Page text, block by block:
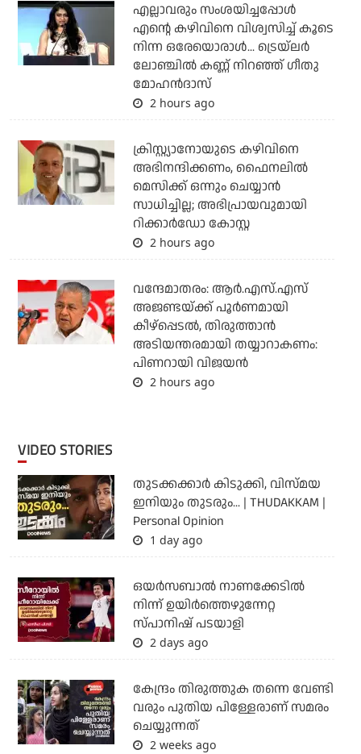
എല്ലാവരും സംശയിച്ചപ്പോള്‍
എന്റെ കഴിവിനെ വിശ്വസിച്ച് കൂടെ
നിന്ന ഒരേയൊരാള്‍... ട്രെയ്‌ലര്‍
ലോഞ്ചില്‍ കണ്ണ് നിറഞ്ഞ് ഗീതു
മോഹന്‍ദാസ്
2 hours ago
ക്രിസ്റ്റ്യാനോയുടെ കഴിവിനെ
അഭിനന്ദിക്കണം, ഫൈനലില്‍
മെസിക്ക് ഒന്നും ചെയ്യാന്‍
സാധിച്ചില്ല; അഭിപ്രായവുമായി
റിക്കാര്‍ഡോ കോസ്റ്റ
2 hours ago
വന്ദേമാതരം: ആര്‍.എസ്.എസ്
അജണ്ടയ്ക്ക് പൂര്‍ണമായി
കീഴ്‌പ്പെടല്‍, തിരുത്താന്‍
അടിയന്തരമായി തയ്യാറാകണം:
പിണറായി വിജയന്‍
2 hours ago
VIDEO STORIES
തുടക്കക്കാര്‍ കിടുക്കി, വിസ്മയ
ഇനിയും തുടരും... | THUDAKKAM |
Personal Opinion
1 day ago
ഒയര്‍സബാൽ നാണക്കേടിൽ
നിന്ന് ഉയിർത്തെഴുന്നേറ്റ
സ്പാനിഷ് പടയാളി
2 days ago
കേന്ദ്രം തിരുത്തുക തന്നെ വേണ്ടി
വരും പുതിയ പിള്ളേരാണ് സമരം
ചെയ്യുന്നത്
2 weeks ago